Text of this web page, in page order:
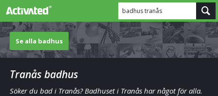
badhus tranås
Se alla badhus
Tranås badhus
Söker du bad i Tranås? Badhuset i Tranås har något för alla.